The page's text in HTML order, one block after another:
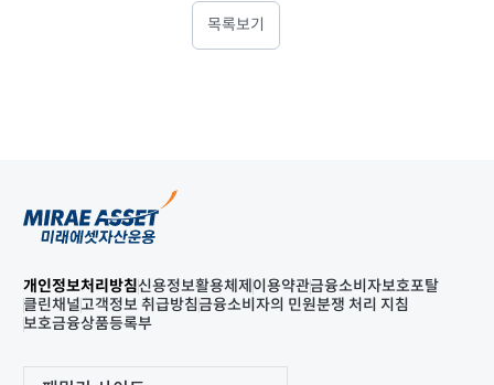
목록보기
개인정보처리방침신용정보활용체제 이용약관금융소비자보호포탈
클린채널고객정보 취급방침금융소비자의 민원분쟁 처리 지침
보호금융상품등록부